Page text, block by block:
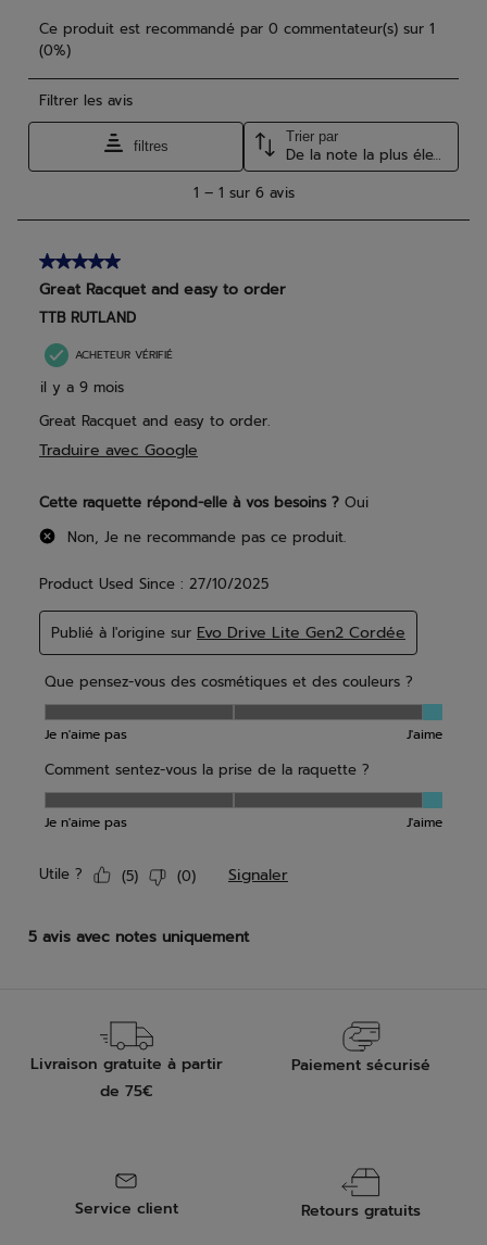
Livraison gratuite à partir
de 75€
Paiement sécurisé
Service client Retours gratuits